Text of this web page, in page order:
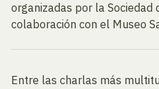
organizadas por la Sociedad
colaboración con el Museo
Entre las charlas más